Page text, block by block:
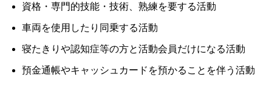
資格・専門的技能・技術、熟練を要する活動
車両を使用したり同乗する活動
寝たきりや認知症等の方と活動会員だけになる活動
預金通帳やキャッシュカードを預かることを伴う活動